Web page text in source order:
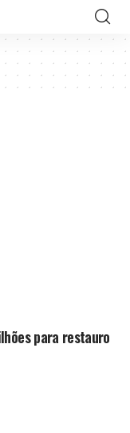
para restauro